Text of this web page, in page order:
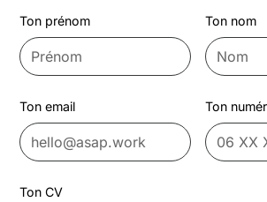
Ton prénom Ton nom
Ton email Ton
Ton CV